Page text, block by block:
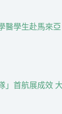
醫學生赴馬來亞
」首航展成效 大